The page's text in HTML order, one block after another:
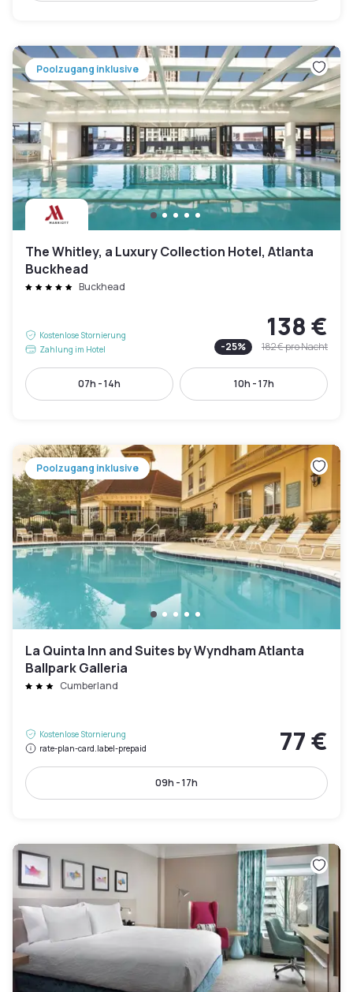
Poolzugang inklusive
The Whitley, a Luxury Collection Hotel, Atlanta
Buckhead
Buckhead
Kostenlose Stornierung
Zahlung im Hotel
138 €
-25% 182 €pro Nacht
07h - 14h 10h - 17h
Poolzugang inklusive
La Quinta Inn and Suites by Wyndham Atlanta
Ballpark Galleria
Cumberland
Kostenlose Stornierung
rate-plan-card.label-prepaid
77 €
09h - 17h